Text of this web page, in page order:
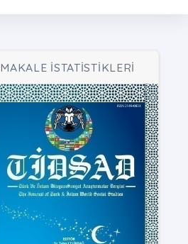
MAKALE İSTATİSTİKLERİ